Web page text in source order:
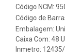
Código NCM:
Código de
Embalagem:
Caixa Com: 48
Inmetro: